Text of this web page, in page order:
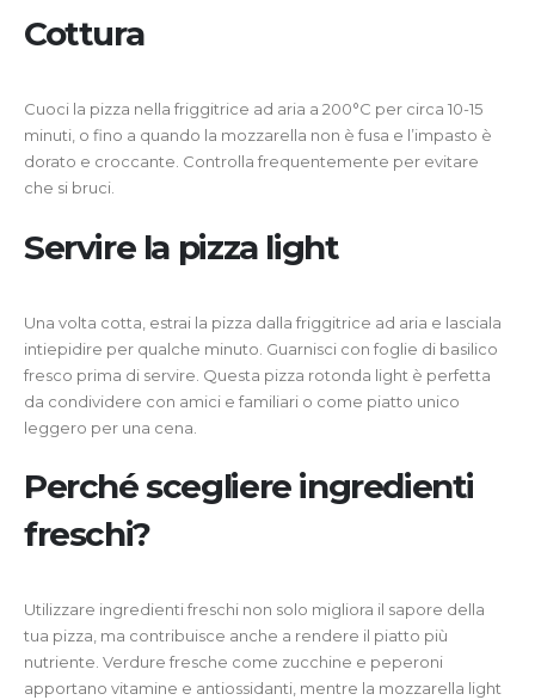
Cottura
Cuoci la pizza nella friggitrice ad aria a 200°C per circa 10-15
minuti, o fino a quando la mozzarella non è fusa e l’impasto è
dorato e croccante. Controlla frequentemente per evitare
che si bruci.
Servire la pizza light
Una volta cotta, estrai la pizza dalla friggitrice ad aria e lasciala
intiepidire per qualche minuto. Guarnisci con foglie di basilico
fresco prima di servire. Questa pizza rotonda light è perfetta
da condividere con amici e familiari o come piatto unico
leggero per una cena.
Perché scegliere ingredienti
freschi?
Utilizzare ingredienti freschi non solo migliora il sapore della
tua pizza, ma contribuisce anche a rendere il piatto più
nutriente. Verdure fresche come zucchine e peperoni
apportano vitamine e antiossidanti, mentre la mozzarella light